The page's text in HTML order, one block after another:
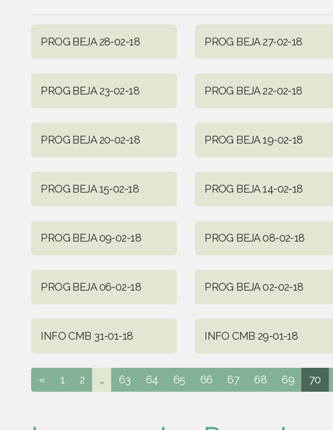
PROG BEJA 28-02-18 PROG BEJA 27-02-18
PROG BEJA 23-02-18 PROG BEJA 22-02-18
PROG BEJA 20-02-18 PROG BEJA 19-02-18
PROG BEJA 15-02-18 PROG BEJA 14-02-18
PROG BEJA 09-02-18 PROG BEJA 08-02-18
PROG BEJA 06-02-18 PROG BEJA 02-02-18
INFO CMB 31-01-18 INFO CMB 29-01-18
« 1 2 ... 63 64 65 66 67 68 69 70